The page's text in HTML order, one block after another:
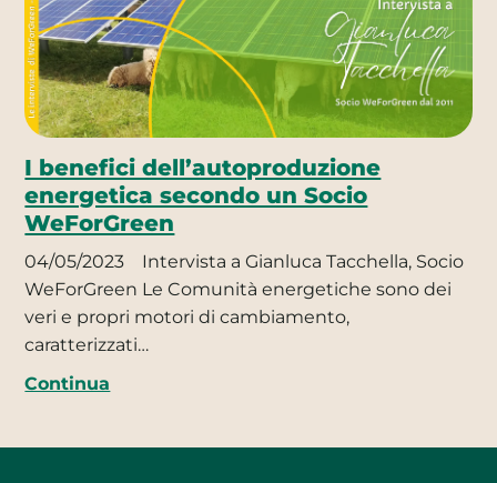
I benefici dell’autoproduzione
energetica secondo un Socio
WeForGreen
04/05/2023
Intervista a Gianluca Tacchella, Socio
WeForGreen Le Comunità energetiche sono dei
veri e propri motori di cambiamento,
caratterizzati…
Continua